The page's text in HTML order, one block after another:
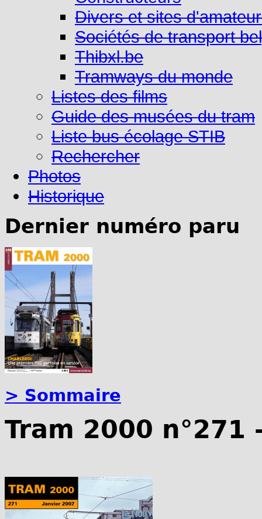
Divers et sites
Sociétés de transport
Thibxl.be
Tramways du monde
Listes des films
Guide des musées du tram
Liste bus écolage STIB
Rechercher
Photos
Historique
Dernier numéro paru
> Sommaire
Tram 2000 n°271